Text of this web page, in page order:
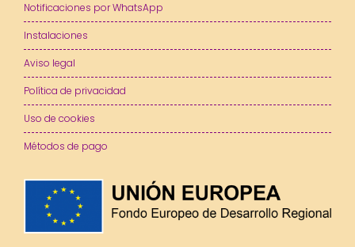
Notificaciones por WhatsApp
Instalaciones
Aviso legal
Política de privacidad
Uso de cookies
Métodos de pago